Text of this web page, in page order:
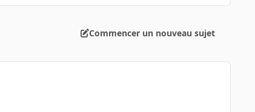
Commencer un nouveau sujet